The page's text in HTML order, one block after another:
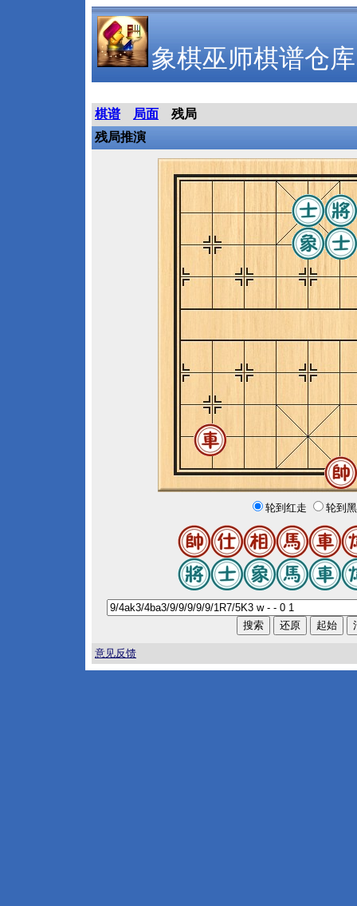
象棋巫师棋谱仓库
棋谱 局面
残局
残局推演
轮到红走 轮到
意见反馈